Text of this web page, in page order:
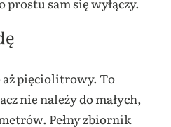
aż pięciolitrowy. To
nie należy do małych,
Pełny zbiornik